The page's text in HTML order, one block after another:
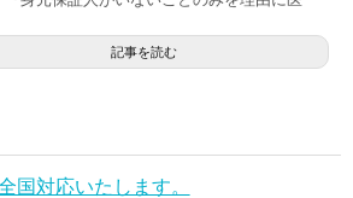
記事を読む
国対応いたします。